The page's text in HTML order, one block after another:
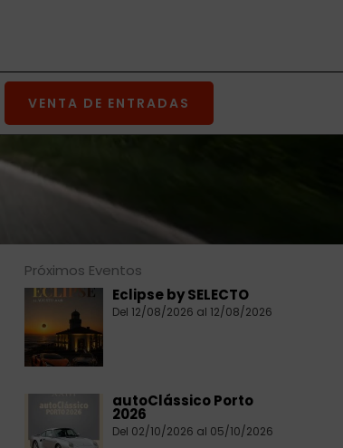
VENTA DE ENTRADAS
Próximos Eventos
Eclipse by SELECTO
Del 12/08/2026 al 12/08/2026
autoClássico Porto
2026
Del 02/10/2026 al 05/10/2026